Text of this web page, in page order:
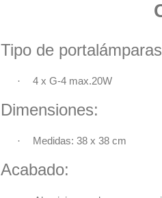
Tipo de
· 4 x G-4
· Medidas: 38
Acabado: